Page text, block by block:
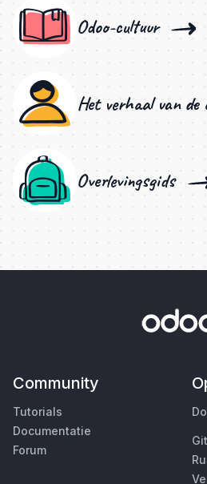
Odoo-cultuur
Het verhaal van
Overlevingsgids
Community
Tutorials
Documentatie
Forum